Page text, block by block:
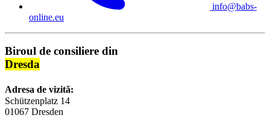
info@babs-
online.eu
Biroul de consiliere din
Dresda
Adresa de vizită:
Schützenplatz 14
01067 Dresden